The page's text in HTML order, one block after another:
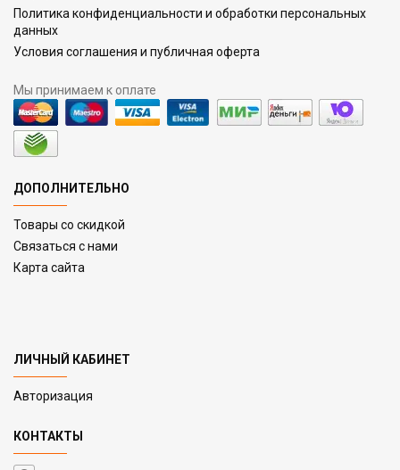
Политика конфиденциальности и обработки персональных
данных
Условия соглашения и публичная оферта
Мы принимаем к оплате
ДОПОЛНИТЕЛЬНО
Товары со скидкой
Связаться с нами
Карта сайта
ЛИЧНЫЙ КАБИНЕТ
Авторизация
КОНТАКТЫ